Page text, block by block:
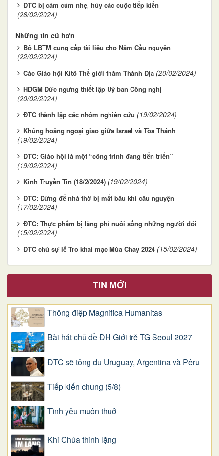
ĐTC bị cảm cúm nhẹ, hủy các cuộc tiếp kiến
(26/02/2024)
Những tin cũ hơn
Bộ LBTM cung cấp tài liệu cho Năm Cầu nguyện
(22/02/2024)
Các Giáo hội Kitô Thế giới thăm Thánh Địa (20/02/2024)
HĐGM Đức ngưng thiết lập Uỷ ban Công nghị
(20/02/2024)
ĐTC thành lập các nhóm nghiên cứu (19/02/2024)
Khủng hoảng ngoại giao giữa Israel và Tòa Thánh
(19/02/2024)
ĐTC: Giáo hội là một “công trình đang tiến triển”
(19/02/2024)
Kinh Truyền Tin (18/2/2024) (19/02/2024)
ĐTC: Đừng để nhà thờ bị mất bầu khí cầu nguyện
(17/02/2024)
ĐTC: Thực phẩm bị lãng phí nuôi sống những người đói
(15/02/2024)
ĐTC chủ sự lễ Tro khai mạc Mùa Chay 2024 (15/02/2024)
TIN MỚI
Thông điệp Magnifica Humanitas
Bài hát chủ đề ĐH Giới trẻ TG Seoul 2027
ĐTC sẽ tông du Uruguay, Argentina và Pêru
Tiếp kiến chung (5/8)
Tình yêu muôn thuở
Khi Chúa thinh lặng